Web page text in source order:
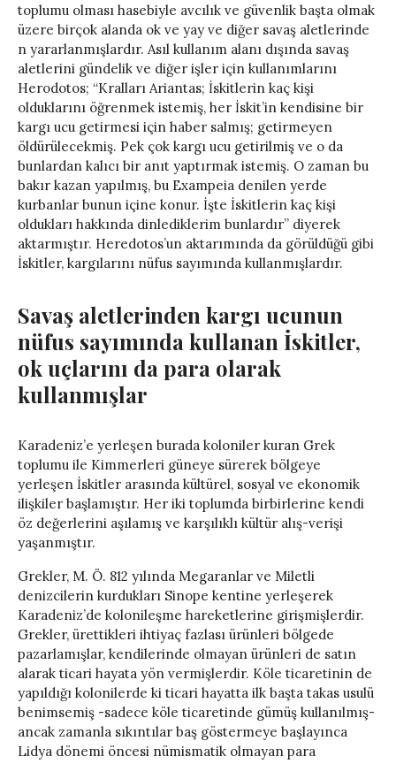
toplumu olması hasebiyle avcılık ve güvenlik başta olmak
üzere birçok alanda ok ve yay ve diğer savaş aletlerinde
n yararlanmışlardır. Asıl kullanım alanı dışında savaş
aletlerini gündelik ve diğer işler için kullanımlarını
Herodotos; “Kralları Ariantas; İskitlerin kaç kişi
olduklarını öğrenmek istemiş, her İskit’in kendisine bir
kargı ucu getirmesi için haber salmış; getirmeyen
öldürülecekmiş. Pek çok kargı ucu getirilmiş ve o da
bunlardan kalıcı bir anıt yaptırmak istemiş. O zaman bu
bakır kazan yapılmış, bu Exampeia denilen yerde
kurbanlar bunun içine konur. İşte İskitlerin kaç kişi
oldukları hakkında dinlediklerim bunlardır” diyerek
aktarmıştır. Heredotos’un aktarımında da görüldüğü gibi
İskitler, kargılarını nüfus sayımında kullanmışlardır.
Savaş aletlerinden kargı ucunun
nüfus sayımında kullanan İskitler,
ok uçlarını da para olarak
kullanmışlar
Karadeniz’e yerleşen burada koloniler kuran Grek
toplumu ile Kimmerleri güneye sürerek bölgeye
yerleşen İskitler arasında kültürel, sosyal ve ekonomik
ilişkiler başlamıştır. Her iki toplumda birbirlerine kendi
öz değerlerini aşılamış ve karşılıklı kültür alış-verişi
yaşanmıştır.
Grekler, M. Ö. 812 yılında Megaranlar ve Miletli
denizcilerin kurdukları Sinope kentine yerleşerek
Karadeniz’de kolonileşme hareketlerine girişmişlerdir.
Grekler, ürettikleri ihtiyaç fazlası ürünleri bölgede
pazarlamışlar, kendilerinde olmayan ürünleri de satın
alarak ticari hayata yön vermişlerdir. Köle ticaretinin de
yapıldığı kolonilerde ki ticari hayatta ilk başta takas usulü
benimsemiş -sadece köle ticaretinde gümüş kullanılmış-
ancak zamanla sıkıntılar baş göstermeye başlayınca
Lidya dönemi öncesi nümismatik olmayan para